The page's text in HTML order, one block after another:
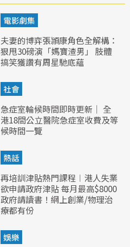
電影劇集
夫妻的博弈張頴康角色全解構：
狠甩30磅演「媽寶渣男」 肢體
搞笑獲讚有周星馳底蘊
社會
急症室輪候時間即時更新｜ 全
港18間公立醫院急症室收費及等
候時間一覽
熱話
再培訓津貼熱門課程︱港人失業
欲申請政府津貼 每月最高$8000
政府請讀書！網上創業/物理治
療都有份
娛樂